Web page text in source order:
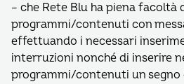
– che Rete Blu ha piena facoltà
programmi/contenuti con
effettuando i necessari
interruzioni nonché di inserire
programmi/contenuti un